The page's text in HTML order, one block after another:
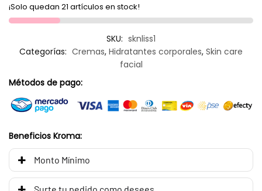
¡Solo quedan 21 artículos en stock!
SKU: sknliss1
Categorías: Cremas, Hidratantes corporales, Skin care
facial
Métodos de pago:
Beneficios Kroma:
Monto Mínimo